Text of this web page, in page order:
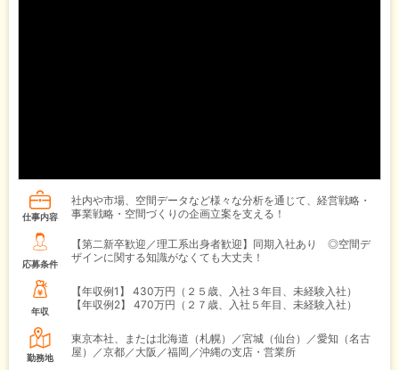
仕事内容
社内や市場、空間データなど様々な分析を通じて、経営戦略・
事業戦略・空間づくりの企画立案を支える！
応募条件
【第二新卒歓迎／理工系出身者歓迎】同期入社あり ◎空間デ
ザインに関する知識がなくても大丈夫！
年収
【年収例1】
430万円（２５歳、入社３年目、未経験入社）
【年収例2】
470万円（２７歳、入社５年目、未経験入社）
勤務地
東京本社、または北海道（札幌）／宮城（仙台）／愛知（名古
屋）／京都／大阪／福岡／沖縄の支店・営業所